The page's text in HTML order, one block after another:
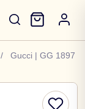
/
Gucci | GG 1897